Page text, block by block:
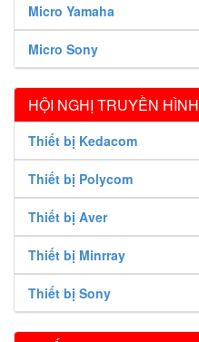
Micro Yamaha
Micro Sony
HỘI NGHỊ TRUYỀN HÌNH
Thiết bị Kedacom
Thiết bị Polycom
Thiết bị Aver
Thiết bị Minrray
Thiết bị Sony